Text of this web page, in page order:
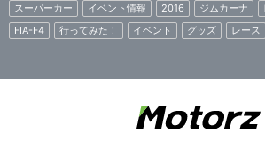
スーパーカー
イベント情報 2016 ジムカーナ
FIA-F4
行ってみた！ イベント グッズ レース